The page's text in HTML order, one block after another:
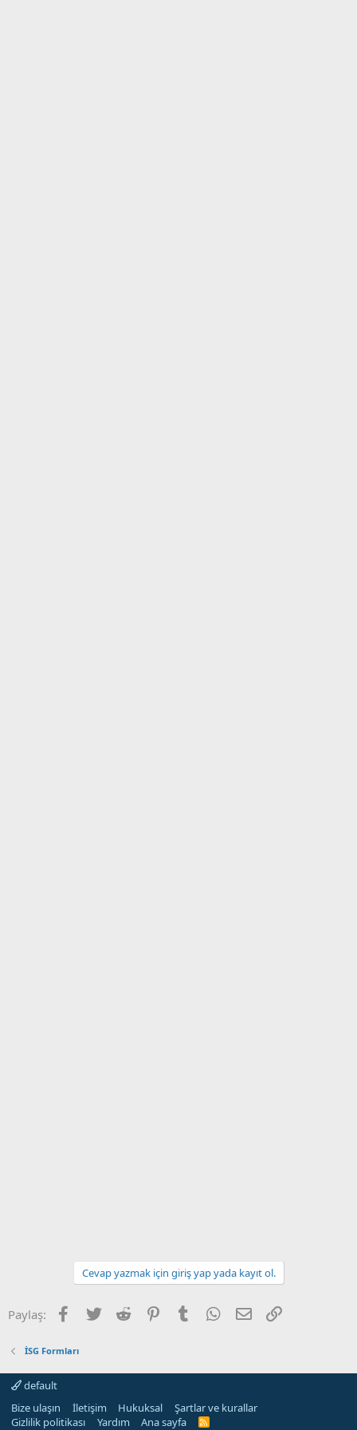
Cevap yazmak için giriş yap yada kayıt ol.
Paylaş: Facebook
Twitter Reddit PinterestTumblr WhatsApp
E-posta
İSG Formları
default
Bize ulaşın
İletişim Hukuksal
Şartlar ve kurallar
Gizlilik politikası
Yardım Ana sayfa
R